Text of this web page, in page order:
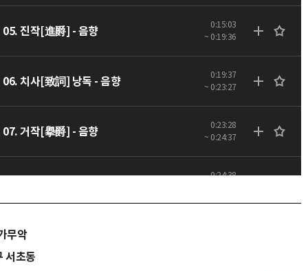
05. 진작[進爵] - 음향
0:15:03
~ 0:19:36
06. 치사[致詞] 낭독 - 음향
0:19:37
~ 0:23:27
07. 거작[擧爵] - 음향
0:23:28
~ 0:24:37
0:24:38
09. 첫째 잔[第一爵] - 음향
무악
서초동